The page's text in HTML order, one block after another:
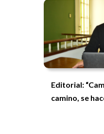
Editorial:
camino, se